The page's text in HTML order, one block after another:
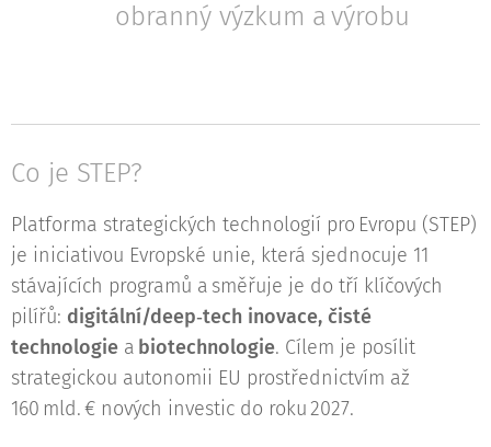
obranný výzkum a výrobu
Co je STEP?
Platforma strategických technologií pro Evropu (STEP)
je iniciativou Evropské unie, která sjednocuje 11
stávajících programů a směřuje je do tří klíčových
pilířů: digitální/deep‑tech inovace, čisté
technologie a biotechnologie. Cílem je posílit
strategickou autonomii EU prostřednictvím až
160 mld. € nových investic do roku 2027.